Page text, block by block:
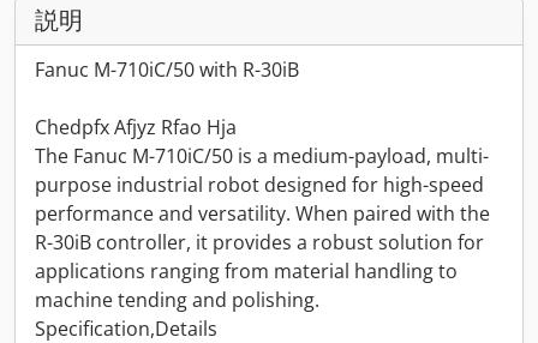
説明
Fanuc M-710iC/50 with R-30iB
Chedpfx Afjyz Rfao Hja
The Fanuc M-710iC/50 is a medium-payload, multi-
purpose industrial robot designed for high-speed
performance and versatility. When paired with the
R-30iB controller, it provides a robust solution for
applications ranging from material handling to
machine tending and polishing.
Specification,Details